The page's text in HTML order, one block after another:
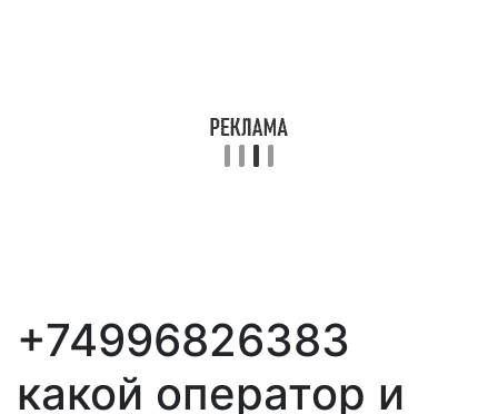
+74996826383
какой оператор и